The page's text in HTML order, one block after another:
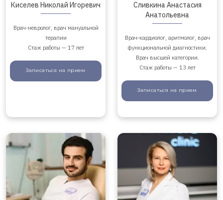
Киселев Николай Игоревич
Врач-невролог, врач мануальной
терапии
Стаж работы — 17 лет
Записаться на прием
Сливкина Анастасия
Анатольевна
Врач-кардиолог, аритмолог, врач
функциональной диагностики.
Врач высшей категории.
Стаж работы — 13 лет
Записаться на прием